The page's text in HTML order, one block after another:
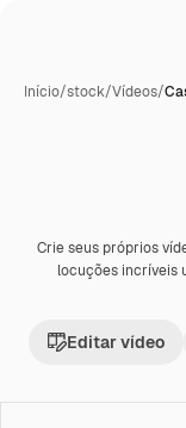
Início/stock/Vídeos/
Premium
Crie seus próprios
locuções incríveis
Editar vídeo